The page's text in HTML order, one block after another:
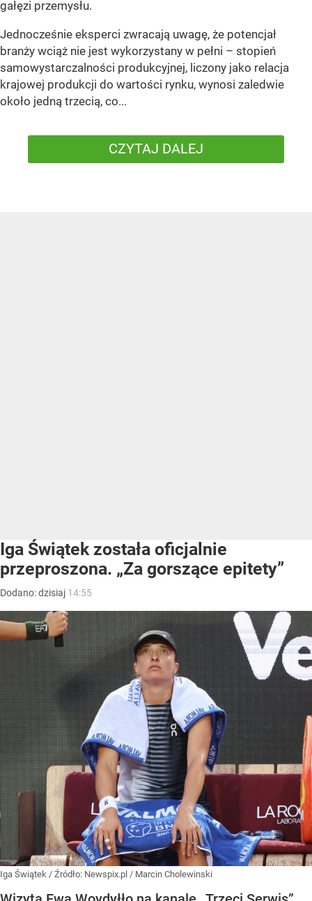
gałęzi przemysłu.
Jednocześnie eksperci zwracają uwagę, że potencjał
branży wciąż nie jest wykorzystany w pełni – stopień
samowystarczalności produkcyjnej, liczony jako relacja
krajowej produkcji do wartości rynku, wynosi zaledwie
około jedną trzecią, co...
CZYTAJ DALEJ
Iga Świątek została oficjalnie
przeproszona. „Za gorszące epitety”
Dodano:dzisiaj 14:55
Iga Świątek / Źródło: Newspix.pl / Marcin Cholewinski